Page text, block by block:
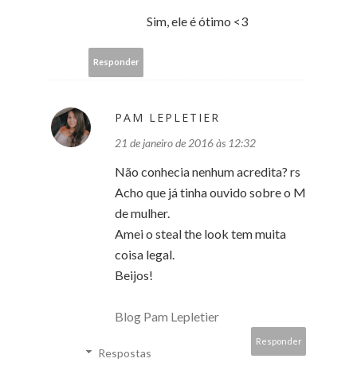
Sim, ele é ótimo <3
Responder
PAM LEPLETIER
21 de janeiro de 2016 às 12:32
Não conhecia nenhum acredita? rs
Acho que já tinha ouvido sobre o M
de mulher.
Amei o steal the look tem muita
coisa legal.
Beijos!
Blog Pam Lepletier
Responder
Respostas